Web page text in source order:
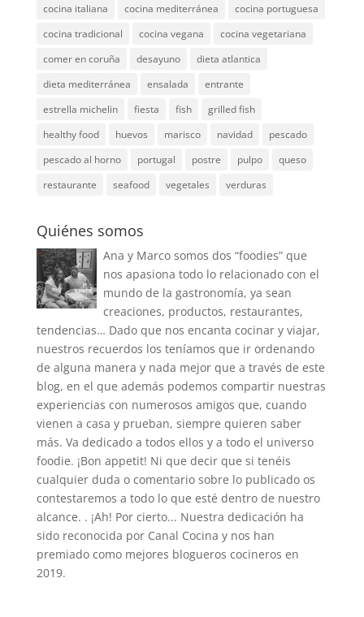
cocina italiana
cocina mediterránea
cocina portuguesa
cocina tradicional
cocina vegana
cocina vegetariana
comer en coruña
desayuno
dieta atlantica
dieta mediterránea
ensalada
entrante
estrella michelin
fiesta fish
grilled fish
healthy food
huevos marisco navidad
pescado
pescado al horno
portugal postre pulpo
queso
restaurante
seafood vegetales verduras
Quiénes somos
Ana y Marco somos dos “foodies” que
nos apasiona todo lo relacionado con el
mundo de la gastronomía, ya sean
creaciones, productos, restaurantes,
tendencias… Dado que nos encanta cocinar y viajar,
nuestros recuerdos los teníamos que ir ordenando
de alguna manera y nada mejor que a través de este
blog, en el que además podemos compartir nuestras
experiencias con numerosos amigos que, cuando
vienen a casa y prueban, siempre quieren saber
más. Va dedicado a todos ellos y a todo el universo
foodie. ¡Bon appetit! Ni que decir que si tenéis
cualquier duda o comentario sobre lo publicado os
contestaremos a todo lo que esté dentro de nuestro
alcance. . ¡Ah! Por cierto... Nuestra dedicación ha
sido reconocida por Canal Cocina y nos han
premiado como mejores blogueros cocineros en
2019.